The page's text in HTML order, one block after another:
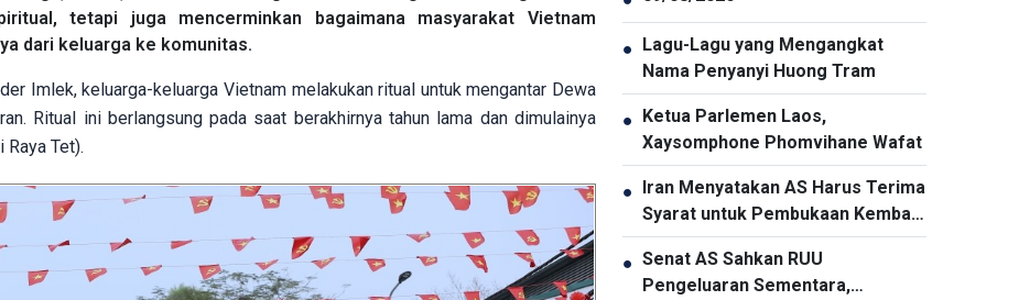
tetapi juga mencerminkan bagaimana masyarakat Vietnam
dari keluarga ke komunitas.
Imlek, keluarga-keluarga Vietnam melakukan ritual untuk mengantar Dewa
Ritual ini berlangsung pada saat berakhirnya tahun lama dan dimulainya
Raya Tet).
● Lagu-Lagu yang Mengangkat
Nama Penyanyi Huong Tram
● Ketua Parlemen Laos,
Xaysomphone Phomvihane Wafat
● Iran Menyatakan AS Harus Terima
Syarat untuk Pembukaan Kembali
Selat Hormuz
● Senat AS Sahkan RUU
Pengeluaran Sementara,